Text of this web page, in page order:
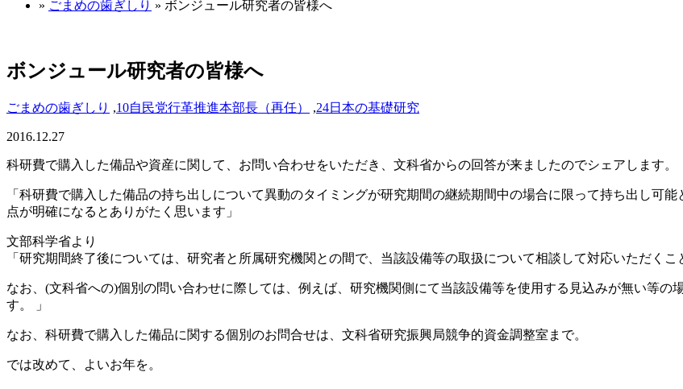
» ごまめの歯ぎしり » ボンジュール研究者の皆様へ
ボンジュール研究者の皆様へ
ごまめの歯ぎしり ,10自民党行革推進本部長（再任） ,24日本の基礎研究
2016.12.27
科研費で購入した備品や資産に関して、お問い合わせをいただき、文科省からの回答が来ましたのでシェアします。
「科研費で購入した備品の持ち出しについて異動のタイミングが研究期間の継続期間中の場合に限って持ち出し可
点が明確になるとありがたく思います」
文部科学省より
「研究期間終了後については、研究者と所属研究機関との間で、当該設備等の取扱について相談して対応いただくこ
なお、(文科省への)個別の問い合わせに際しては、例えば、研究機関側にて当該設備等を使用する見込みが無い等の
す。 」
なお、科研費で購入した備品に関する個別のお問合せは、文科省研究振興局競争的資金調整室まで。
では改めて、よいお年を。